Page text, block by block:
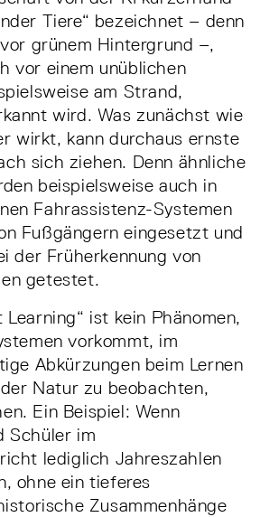
Tiere“ bezeichnet – denn
grünem Hintergrund –,
vor einem unüblichen
am Strand,
wird. Was zunächst wie
wirkt, kann durchaus ernste
sich ziehen. Denn ähnliche
beispielsweise auch in
Fahrassistenz-Systemen
Fußgängern eingesetzt und
der Früherkennung von
getestet.
ist kein Phänomen,
vorkommt, im
Abkürzungen beim Lernen
Natur zu beobachten,
Ein Beispiel: Wenn
Schüler im
lediglich Jahreszahlen
ohne ein tieferes
Zusammenhänge